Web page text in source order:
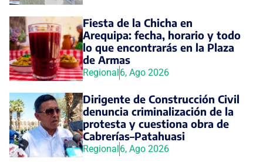
Fiesta de la Chicha en
Arequipa: fecha, horario y todo
lo que encontrarás en la Plaza
de Armas
Regional6, Ago 2026
Dirigente de Construcción Civil
denuncia criminalización de la
protesta y cuestiona obra de
Cabrerías–Patahuasi
Regional6, Ago 2026